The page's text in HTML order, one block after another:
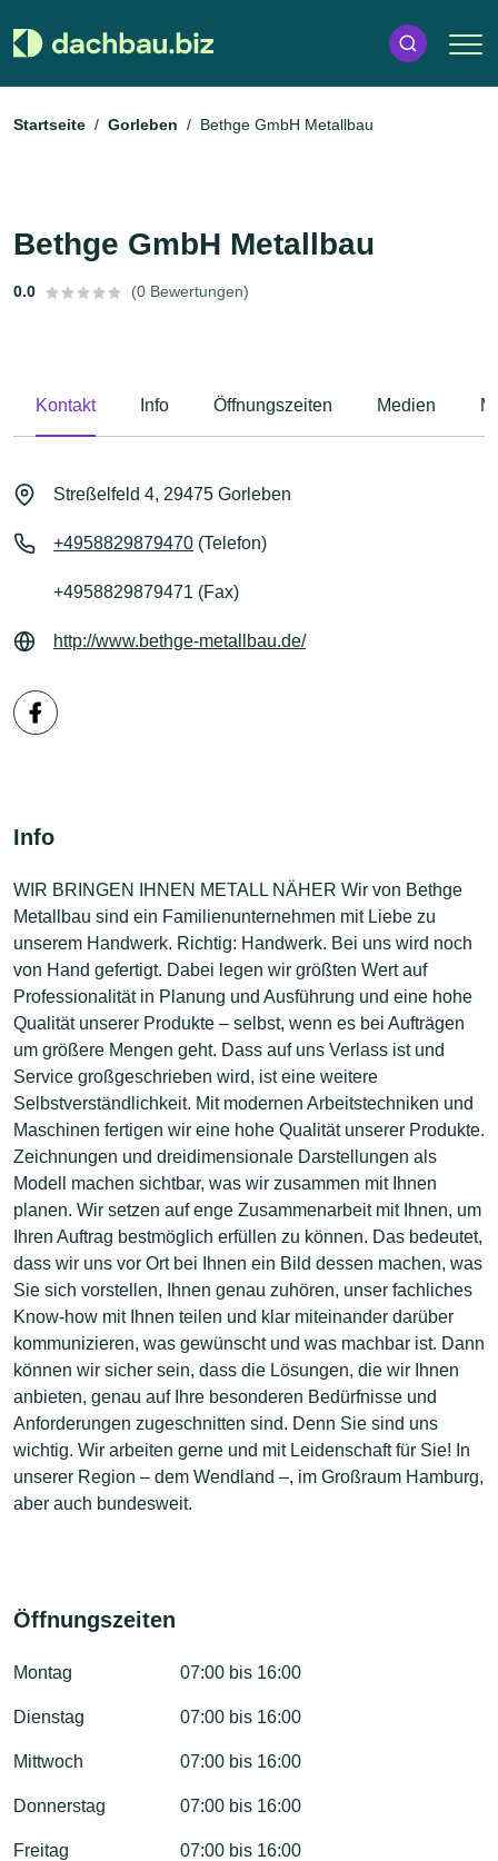
Startseite Gorleben Bethge GmbH Metallbau
Bethge GmbH Metallbau
0.0 (0 Bewertungen)
Kontakt Info Öffnungszeiten Medien
Streßelfeld 4, 29475 Gorleben
+4958829879470 (Telefon)
+4958829879471 (Fax)
http://www.bethge-metallbau.de/
Info
WIR BRINGEN IHNEN METALL NÄHER Wir von Bethge
Metallbau sind ein Familienunternehmen mit Liebe zu
unserem Handwerk. Richtig: Handwerk. Bei uns wird noch
von Hand gefertigt. Dabei legen wir größten Wert auf
Professionalität in Planung und Ausführung und eine hohe
Qualität unserer Produkte – selbst, wenn es bei Aufträgen
um größere Mengen geht. Dass auf uns Verlass ist und
Service großgeschrieben wird, ist eine weitere
Selbstverständlichkeit. Mit modernen Arbeitstechniken und
Maschinen fertigen wir eine hohe Qualität unserer Produkte.
Zeichnungen und dreidimensionale Darstellungen als
Modell machen sichtbar, was wir zusammen mit Ihnen
planen. Wir setzen auf enge Zusammenarbeit mit Ihnen, um
Ihren Auftrag bestmöglich erfüllen zu können. Das bedeutet,
dass wir uns vor Ort bei Ihnen ein Bild dessen machen, was
Sie sich vorstellen, Ihnen genau zuhören, unser fachliches
Know-how mit Ihnen teilen und klar miteinander darüber
kommunizieren, was gewünscht und was machbar ist. Dann
können wir sicher sein, dass die Lösungen, die wir Ihnen
anbieten, genau auf Ihre besonderen Bedürfnisse und
Anforderungen zugeschnitten sind. Denn Sie sind uns
wichtig. Wir arbeiten gerne und mit Leidenschaft für Sie! In
unserer Region – dem Wendland –, im Großraum Hamburg,
aber auch bundesweit.
Öffnungszeiten
Montag 07:00 bis 16:00
Dienstag 07:00 bis 16:00
Mittwoch 07:00 bis 16:00
Donnerstag 07:00 bis 16:00
Freitag 07:00 bis 16:00